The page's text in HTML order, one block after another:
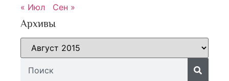
« Июл Сен »
Архивы